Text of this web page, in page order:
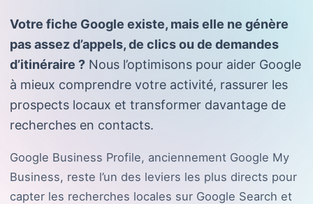
Votre fiche Google existe, mais elle ne génère
pas assez d’appels, de clics ou de demandes
d’itinéraire ? Nous l’optimisons pour aider Google
à mieux comprendre votre activité, rassurer les
prospects locaux et transformer davantage de
recherches en contacts.
Google Business Profile, anciennement Google My
Business, reste l’un des leviers les plus directs pour
capter les recherches locales sur Google Search et